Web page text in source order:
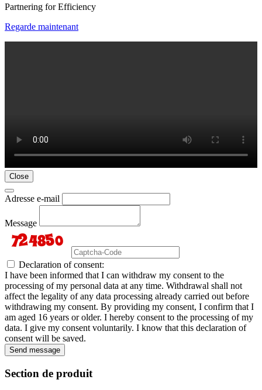
Partnering for Efficiency
Regarde maintenant
Close
Adresse e-mail
Message
Declaration of consent:
I have been informed that I can withdraw my consent to the
processing of my personal data at any time. Withdrawal shall not
affect the legality of any data processing already carried out before
withdrawing my consent. By providing my consent, I confirm that I
am aged 16 years or older. I hereby consent to the processing of my
data. I give my consent voluntarily. I know that this declaration of
consent will be saved.
Send message
Section de produit